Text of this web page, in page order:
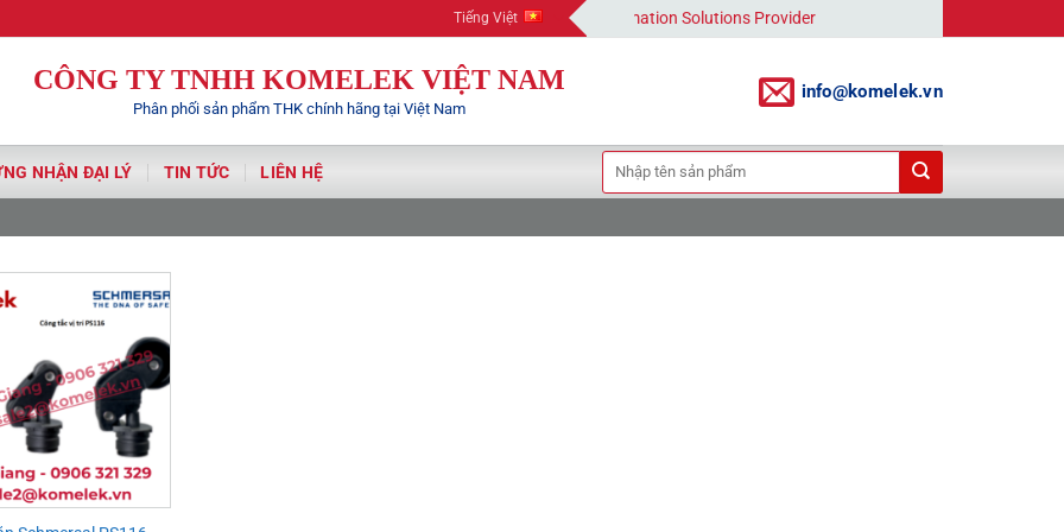
Tiếng Việt
Komelek | Your Automation Solutions Provider
CÔNG TY TNHH KOMELEK VIỆT NAM
Phân phối sản phẩm THK chính hãng tại Việt Nam
info@komelek.vn
NHẬN ĐẠI LÝ TIN TỨC LIÊN HỆ
Tìm
kiếm: